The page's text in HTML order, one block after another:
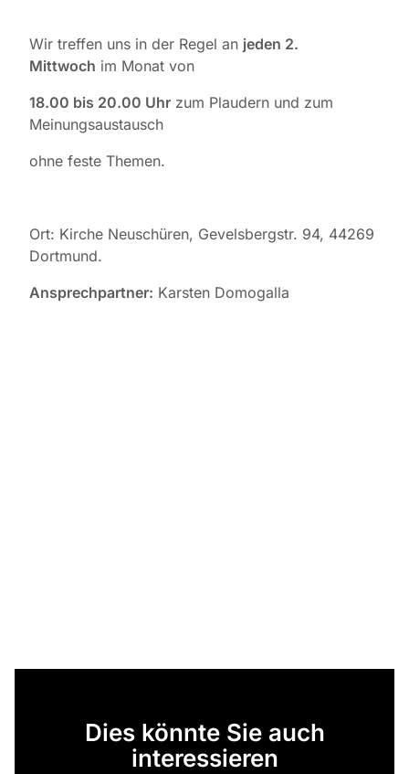
Wir treffen uns in der Regel an jeden 2.
Mittwoch im Monat von
18.00 bis 20.00 Uhr zum Plaudern und zum
Meinungsaustausch
ohne feste Themen.
Ort: Kirche Neuschüren, Gevelsbergstr. 94, 44269
Dortmund.
Ansprechpartner: Karsten Domogalla
Dies könnte Sie auch
interessieren